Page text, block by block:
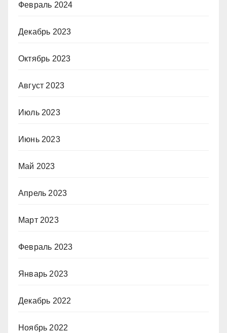
Февраль 2024
Декабрь 2023
Октябрь 2023
Август 2023
Июль 2023
Июнь 2023
Май 2023
Апрель 2023
Март 2023
Февраль 2023
Январь 2023
Декабрь 2022
Ноябрь 2022